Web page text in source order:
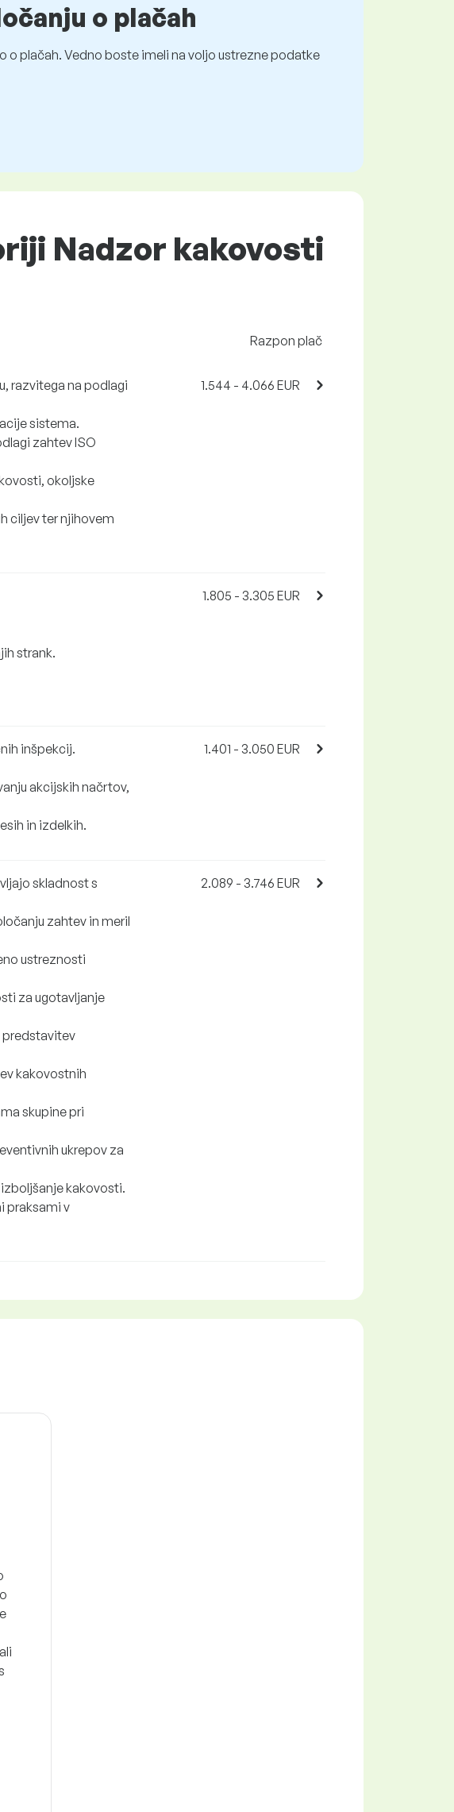
o plačah
plačah. Vedno boste imeli na voljo ustrezne podatke
Nadzor kakovosti
Razpon plač
razvitega na podlagi
sistema.
zahtev ISO
okoljske
ciljev ter njihovem
1.544 - 4.066 EUR
strank.
1.805 - 3.305 EUR
inšpekcij.
akcijskih načrtov,
in izdelkih.
1.401 - 3.050 EUR
skladnost s
zahtev in meril
ustreznosti
za ugotavljanje
predstavitev
kakovostnih
skupine pri
ukrepov za
kakovosti.
praksami v
2.089 - 3.746 EUR